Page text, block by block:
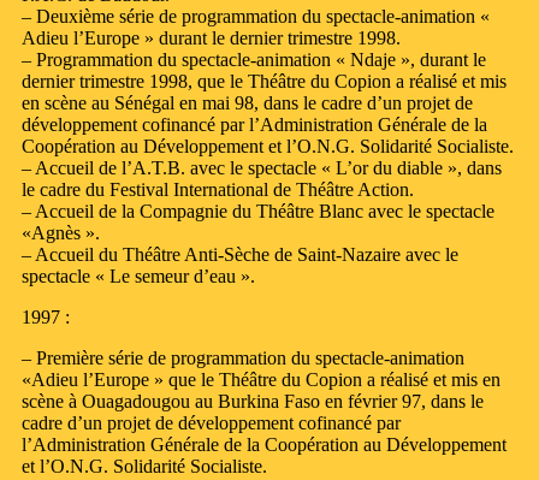
– Deuxième série de programmation du spectacle-animation «
Adieu l’Europe » durant le dernier trimestre 1998.
– Programmation du spectacle-animation « Ndaje », durant le
dernier trimestre 1998, que le Théâtre du Copion a réalisé et mis
en scène au Sénégal en mai 98, dans le cadre d’un projet de
développement cofinancé par l’Administration Générale de la
Coopération au Développement et l’O.N.G. Solidarité Socialiste.
– Accueil de l’A.T.B. avec le spectacle « L’or du diable », dans
le cadre du Festival International de Théâtre Action.
– Accueil de la Compagnie du Théâtre Blanc avec le spectacle
«Agnès ».
– Accueil du Théâtre Anti-Sèche de Saint-Nazaire avec le
spectacle « Le semeur d’eau ».
1997 :
– Première série de programmation du spectacle-animation
«Adieu l’Europe » que le Théâtre du Copion a réalisé et mis en
scène à Ouagadougou au Burkina Faso en février 97, dans le
cadre d’un projet de développement cofinancé par
l’Administration Générale de la Coopération au Développement
et l’O.N.G. Solidarité Socialiste.